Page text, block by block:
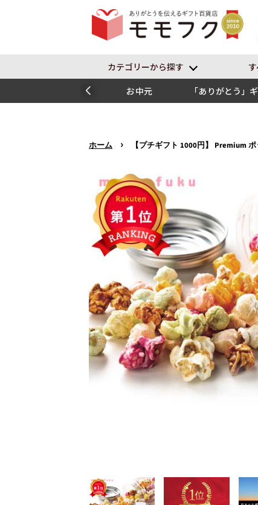
カテゴリーから探す
お中元
「ありがとう」
ホーム › 【プチギフト 1000円】 Premium